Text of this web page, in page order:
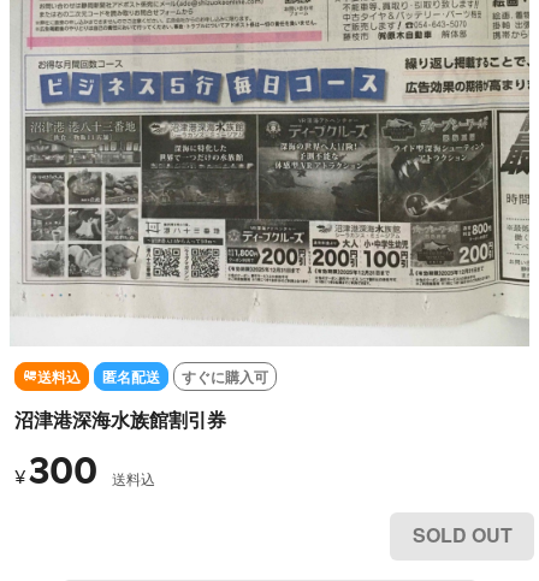
送料込 匿名配送 すぐに購入可
沼津港深海水族館割引券
¥300 送料込
SOLD OUT